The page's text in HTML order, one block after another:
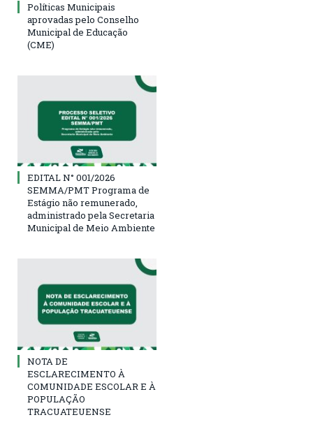
Políticas Municipais
aprovadas pelo Conselho
Municipal de Educação
(CME)
EDITAL N° 001/2026
SEMMA/PMT Programa de
Estágio não remunerado,
administrado pela Secretaria
Municipal de Meio Ambiente
NOTA DE
ESCLARECIMENTO À
COMUNIDADE ESCOLAR E À
POPULAÇÃO
TRACUATEUENSE